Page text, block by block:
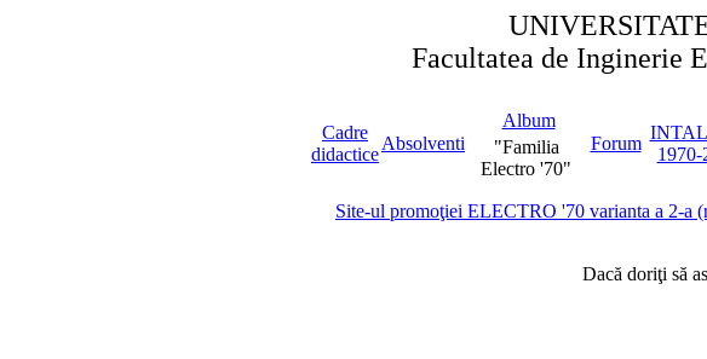
Facultatea de Inginerie
Cadre
didactice
Absolventi
Album
Forum
1970-
"Familia
Electro '70"
Site-ul promoţiei ELECTRO '70 varianta a 2-a
Dacă doriţi să